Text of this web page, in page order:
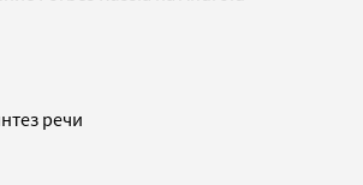
речи